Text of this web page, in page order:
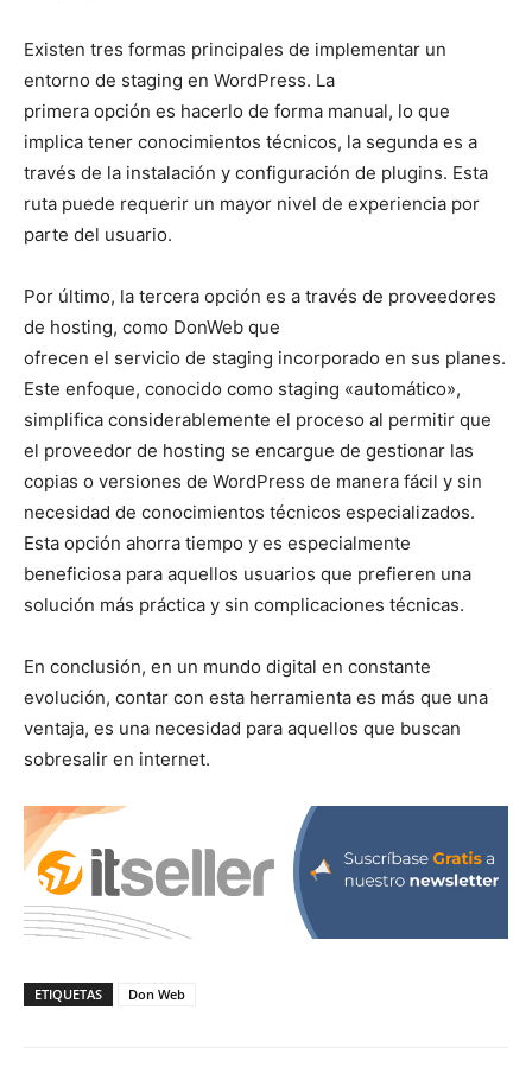
Existen tres formas principales de implementar un
entorno de staging en WordPress. La
primera opción es hacerlo de forma manual, lo que
implica tener conocimientos técnicos, la segunda es a
través de la instalación y configuración de plugins. Esta
ruta puede requerir un mayor nivel de experiencia por
parte del usuario.
Por último, la tercera opción es a través de proveedores
de hosting, como DonWeb que
ofrecen el servicio de staging incorporado en sus planes.
Este enfoque, conocido como staging «automático»,
simplifica considerablemente el proceso al permitir que
el proveedor de hosting se encargue de gestionar las
copias o versiones de WordPress de manera fácil y sin
necesidad de conocimientos técnicos especializados.
Esta opción ahorra tiempo y es especialmente
beneficiosa para aquellos usuarios que prefieren una
solución más práctica y sin complicaciones técnicas.
En conclusión, en un mundo digital en constante
evolución, contar con esta herramienta es más que una
ventaja, es una necesidad para aquellos que buscan
sobresalir en internet.
ETIQUETAS Don Web